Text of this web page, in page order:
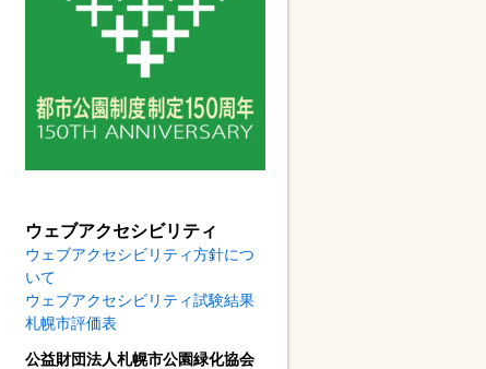
ウェブアクセシビリティ
ウェブアクセシビリティ方針につ
いて
ウェブアクセシビリティ試験結果
札幌市評価表
公益財団法人札幌市公園緑化協会